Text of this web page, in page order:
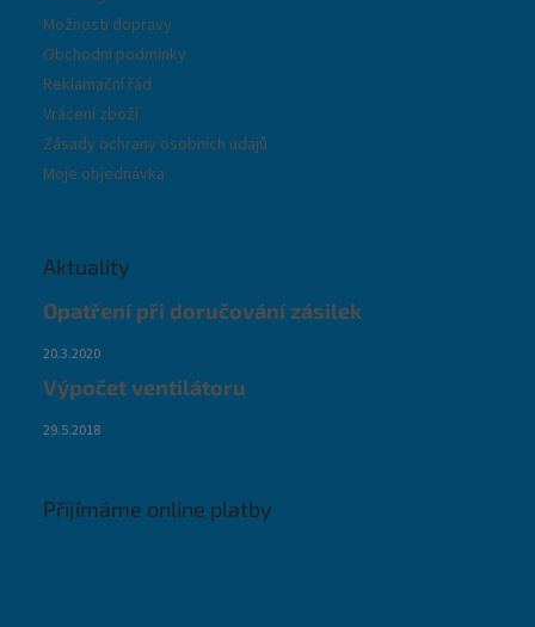
Možnosti dopravy
Obchodní podmínky
Reklamační řád
Vrácení zboží
Zásady ochrany osobních údajů
Moje objednávka
Aktuality
Opatření při doručování zásilek
20.3.2020
Výpočet ventilátoru
29.5.2018
Přijímáme online platby